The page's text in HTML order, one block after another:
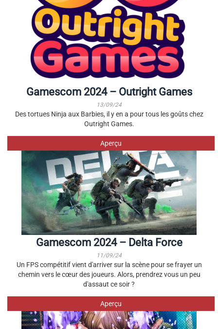
Gamescom 2024 – Outright Games
13/09/24
Des tortues Ninja aux Barbies, il y en a pour tous les goûts chez
Outright Games.
Aperçu
Gamescom 2024 – Delta Force
11/09/24
Un FPS compétitif vient d'arriver sur la scène pour se frayer un
chemin vers le cœur des joueurs. Alors, prendrez vous un peu
d'assaut ce soir ?
Aperçu